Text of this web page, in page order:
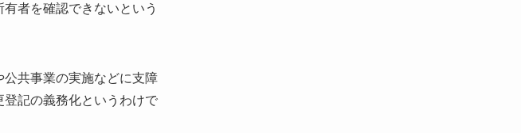
者を確認できないという
共事業の実施などに支障
記の義務化というわけで